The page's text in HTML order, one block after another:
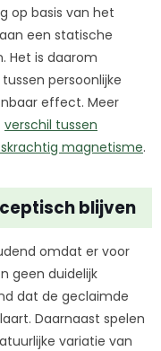
op basis van het
een statische
Het is daarom
persoonlijke
effect. Meer
verschil tussen
magnetisme.
blijven
omdat er voor
geen duidelijk
dat de geclaimde
Daarnaast spelen
variatie van